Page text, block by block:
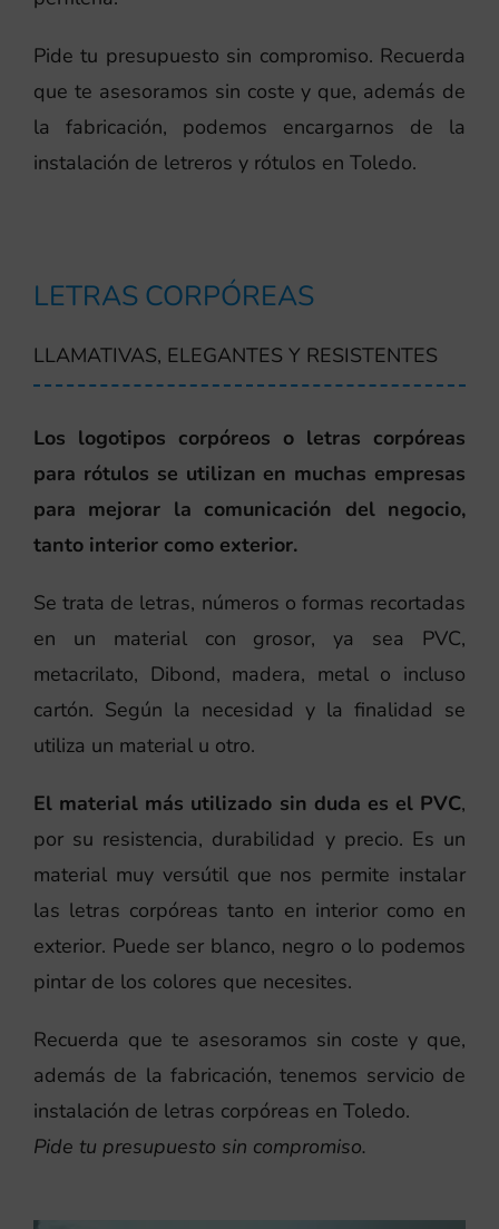
Pide tu presupuesto sin compromiso. Recuerda
que te asesoramos sin coste y que, además de
la fabricación, podemos encargarnos de la
instalación de letreros y rótulos en Toledo.
LETRAS CORPÓREAS
LLAMATIVAS, ELEGANTES Y RESISTENTES
Los logotipos corpóreos o letras corpóreas
para rótulos se utilizan en muchas empresas
para mejorar la comunicación del negocio,
tanto interior como exterior.
Se trata de letras, números o formas recortadas
en un material con grosor, ya sea PVC,
metacrilato, Dibond, madera, metal o incluso
cartón. Según la necesidad y la finalidad se
utiliza un material u otro.
El material más utilizado sin duda es el PVC,
por su resistencia, durabilidad y precio. Es un
material muy versútil que nos permite instalar
las letras corpóreas tanto en interior como en
exterior. Puede ser blanco, negro o lo podemos
pintar de los colores que necesites.
Recuerda que te asesoramos sin coste y que,
además de la fabricación, tenemos servicio de
instalación de letras corpóreas en Toledo.
Pide tu presupuesto sin compromiso.